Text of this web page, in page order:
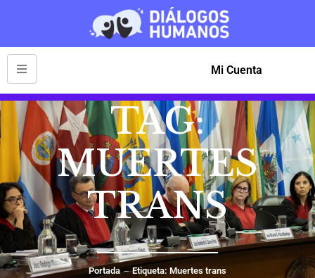
Mi Cuenta
TAG:
MUERTES
TRANS
Portada Etiqueta: Muertes trans